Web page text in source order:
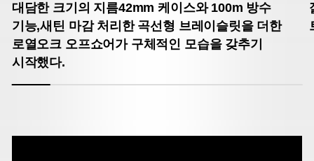
대담한 크기의 지름42mm 케이스와 100m 방수
기능,새틴 마감 처리한 곡선형 브레이슬릿을 더한
로열오크 오프쇼어가 구체적인 모습을 갖추기
시작했다.